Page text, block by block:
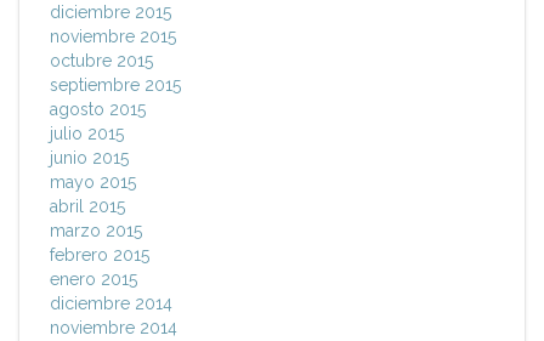
diciembre 2015
noviembre 2015
octubre 2015
septiembre 2015
agosto 2015
julio 2015
junio 2015
mayo 2015
abril 2015
marzo 2015
febrero 2015
enero 2015
diciembre 2014
noviembre 2014